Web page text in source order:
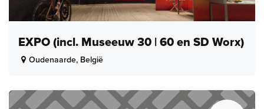
EXPO (incl. Museeuw 30 | 60 en SD Worx)
Oudenaarde, België